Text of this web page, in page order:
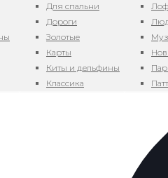
Для спальни
Дороги
Золотые
Карты
Киты и дельфины
Классика